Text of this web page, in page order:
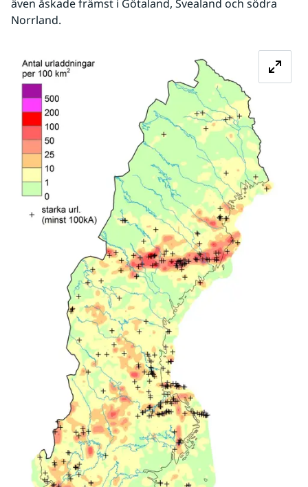
även åskade främst i Götaland, Svealand och södra
Norrland.